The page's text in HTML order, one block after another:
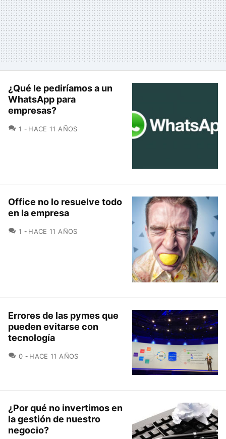
¿Qué le pediríamos a un
WhatsApp para
empresas?
1 COMENTARIOS
HACE 11 AÑOS
Office no lo resuelve todo
en la empresa
1 COMENTARIOS
HACE 11 AÑOS
Errores de las pymes que
pueden evitarse con
tecnología
0 COMENTARIOS
HACE 11 AÑOS
¿Por qué no invertimos en
la gestión de nuestro
negocio?